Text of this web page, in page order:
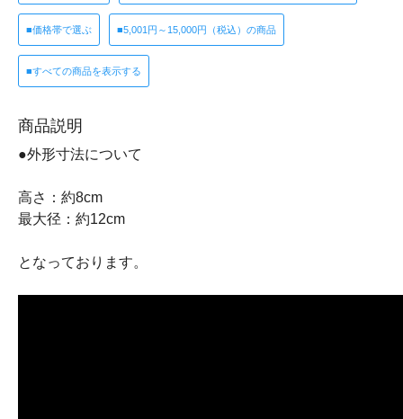
■価格帯で選ぶ ■5,001円～15,000円（税込）の商品
■すべての商品を表示する
商品説明
●外形寸法について
高さ：約8cm
最大径：約12cm
となっております。